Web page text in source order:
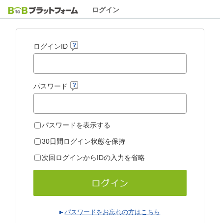
ログイン
ログインID
パスワード
パスワードを表示する
30日間ログイン状態を保持
次回ログインからIDの入力を省略
パスワードをお忘れの方はこちら